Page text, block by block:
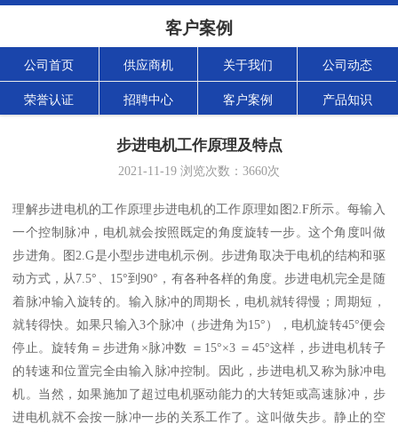
客户案例
公司首页 供应商机 关于我们 公司动态
荣誉认证 招聘中心 客户案例 产品知识
步进电机工作原理及特点
2021-11-19 浏览次数： 3660次
理解步进电机的工作原理步进电机的工作原理如图2.F所示。每输入
一个控制脉冲，电机就会按照既定的角度旋转一步。这个角度叫做
步进角。图2.G是小型步进电机示例。步进角取决于电机的结构和驱
动方式，从7.5°、15°到90°，有各种各样的角度。步进电机完全是随
着脉冲输入旋转的。输入脉冲的周期长，电机就转得慢；周期短，
就转得快。如果只输入3个脉冲（步进角为15°），电机旋转45°便会
停止。旋转角＝步进角×脉冲数 ＝15°×3 ＝45°这样，步进电机转子
的转速和位置完全由输入脉冲控制。因此，步进电机又称为脉冲电
机。当然，如果施加了超过电机驱动能力的大转矩或高速脉冲，步
进电机就不会按一脉冲一步的关系工作了。这叫做失步。静止的空